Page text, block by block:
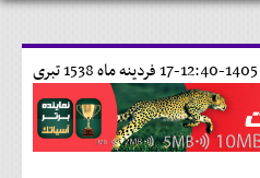
17 فردينه ماه 1538 تبری